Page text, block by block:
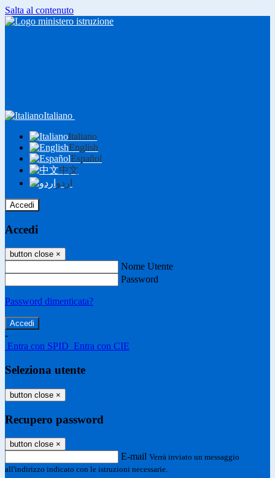
Salta al contenuto
Italiano
Italiano
English
Español
中文
اردو
Accedi
Accedi
button close ×
Nome Utente
Password
Password dimenticata?
-
Entra con SPID Entra con CIE
Seleziona utente
button close ×
Recupero password
button close ×
E-mail Verrà inviato un messaggio
all'indirizzo indicato con le istruzioni necessarie.